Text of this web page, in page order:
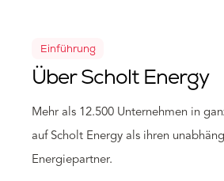
Einführung
Über Scholt Energy
Mehr als 12.500 Unternehmen in
auf Scholt Energy als ihren
Energiepartner.